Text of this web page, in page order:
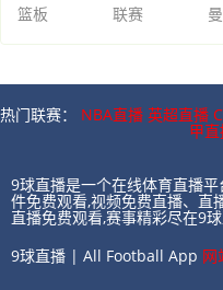
篮板
联赛
热门联赛： NBA直播 英超直播
甲
9球直播是一个在线体育直播
件免费观看,视频免费直播、直
直播免费观看,赛事精彩尽在9球
9球直播 | All Football App 网